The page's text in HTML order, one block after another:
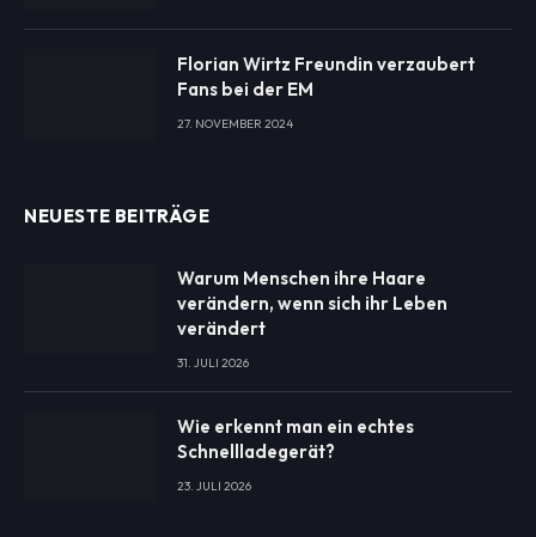
Florian Wirtz Freundin verzaubert
Fans bei der EM
27. NOVEMBER 2024
NEUESTE BEITRÄGE
Warum Menschen ihre Haare
verändern, wenn sich ihr Leben
verändert
31. JULI 2026
Wie erkennt man ein echtes
Schnellladegerät?
23. JULI 2026